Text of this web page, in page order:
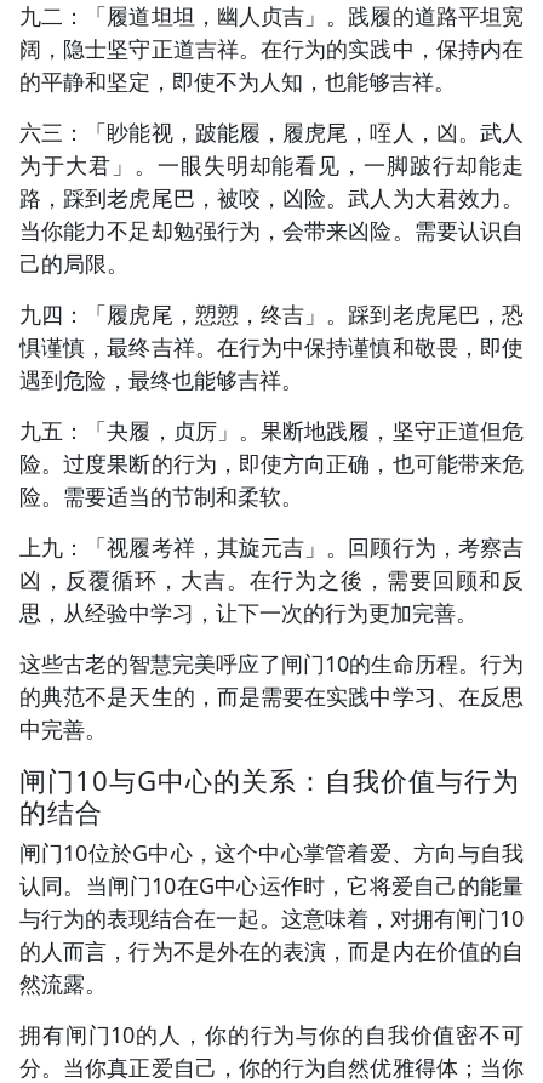
九二：「履道坦坦，幽人贞吉」。践履的道路平坦宽
阔，隐士坚守正道吉祥。在行为的实践中，保持内在
的平静和坚定，即使不为人知，也能够吉祥。
六三：「眇能视，跛能履，履虎尾，咥人，凶。武人
为于大君」。一眼失明却能看见，一脚跛行却能走
路，踩到老虎尾巴，被咬，凶险。武人为大君效力。
当你能力不足却勉强行为，会带来凶险。需要认识自
己的局限。
九四：「履虎尾，愬愬，终吉」。踩到老虎尾巴，恐
惧谨慎，最终吉祥。在行为中保持谨慎和敬畏，即使
遇到危险，最终也能够吉祥。
九五：「夬履，贞厉」。果断地践履，坚守正道但危
险。过度果断的行为，即使方向正确，也可能带来危
险。需要适当的节制和柔软。
上九：「视履考祥，其旋元吉」。回顾行为，考察吉
凶，反覆循环，大吉。在行为之後，需要回顾和反
思，从经验中学习，让下一次的行为更加完善。
这些古老的智慧完美呼应了闸门10的生命历程。行为
的典范不是天生的，而是需要在实践中学习、在反思
中完善。
闸门10与G中心的关系：自我价值与行为
的结合
闸门10位於G中心，这个中心掌管着爱、方向与自我
认同。当闸门10在G中心运作时，它将爱自己的能量
与行为的表现结合在一起。这意味着，对拥有闸门10
的人而言，行为不是外在的表演，而是内在价值的自
然流露。
拥有闸门10的人，你的行为与你的自我价值密不可
分。当你真正爱自己，你的行为自然优雅得体；当你